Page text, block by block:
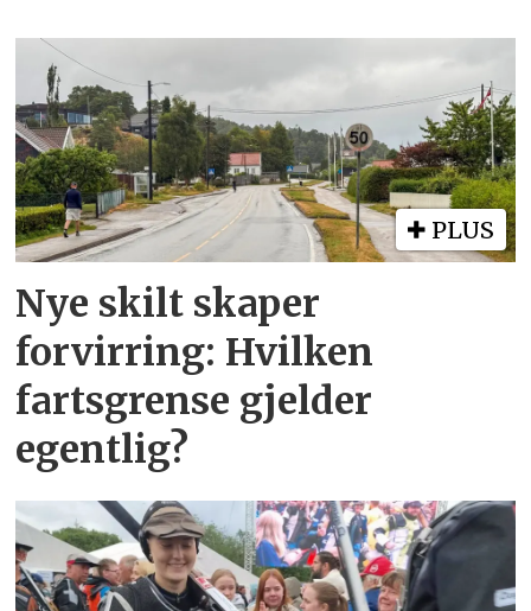
PLUS
Nye skilt skaper
forvirring: Hvilken
fartsgrense gjelder
egentlig?